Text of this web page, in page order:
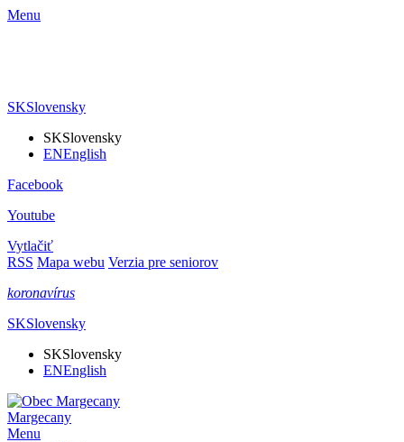
Menu
SKSlovensky
SKSlovensky
ENEnglish
Facebook
Youtube
Vytlačiť
RSS Mapa webu Verzia pre seniorov
koronavírus
SKSlovensky
SKSlovensky
ENEnglish
Margecany
Menu